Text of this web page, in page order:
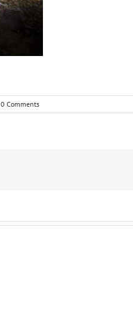
0 Comments